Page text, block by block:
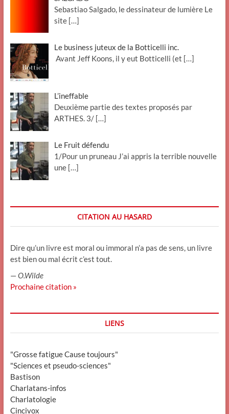
Sebastiao Salgado, le dessinateur de lumière Le
site […]
Le business juteux de la Botticelli inc.
Avant Jeff Koons, il y eut Botticelli (et […]
L’ineffable
Deuxième partie des textes proposés par
ARTHES. 3/ […]
Le Fruit défendu
1/Pour un pruneau J’ai appris la terrible nouvelle
une […]
CITATION AU HASARD
Dire qu’un livre est moral ou immoral n’a pas de sens, un livre
est bien ou mal écrit c’est tout.
—O.Wilde
Prochaine citation »
LIENS
"Grosse fatigue Cause toujours"
"Sciences et pseudo-sciences"
Bastison
Charlatans-infos
Charlatologie
Cincivox